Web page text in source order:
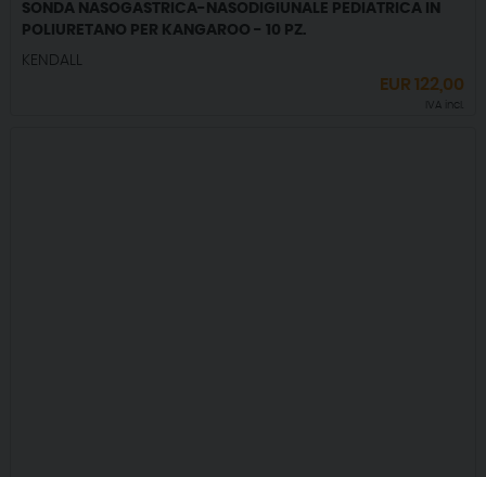
SONDA NASOGASTRICA-NASODIGIUNALE PEDIATRICA IN
POLIURETANO PER KANGAROO - 10 PZ.
KENDALL
EUR122,00
IVA incl.